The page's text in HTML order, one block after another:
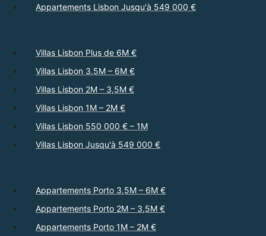
Appartements Lisbon Jusqu'à 549 000 €
Villas Lisbon Plus de 6M €
Villas Lisbon 3,5M – 6M €
Villas Lisbon 2M – 3,5M €
Villas Lisbon 1M – 2M €
Villas Lisbon 550 000 € – 1M
Villas Lisbon Jusqu'à 549 000 €
Appartements Porto 3,5M – 6M €
Appartements Porto 2M – 3,5M €
Appartements Porto 1M – 2M €